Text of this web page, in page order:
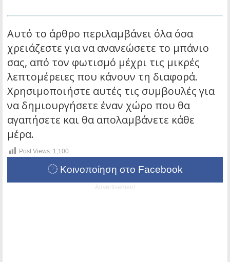
Αυτό το άρθρο περιλαμβάνει όλα όσα
χρειάζεστε για να ανανεώσετε το μπάνιο
σας, από τον φωτισμό μέχρι τις μικρές
λεπτομέρειες που κάνουν τη διαφορά.
Χρησιμοποιήστε αυτές τις συμβουλές για
να δημιουργήσετε έναν χώρο που θα
αγαπήσετε και θα απολαμβάνετε κάθε
μέρα.
Post Views: 1,100
Κοινοποίηση στο Facebook
Advertisement